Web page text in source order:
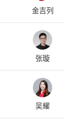
金吉列
张璇
吴耀